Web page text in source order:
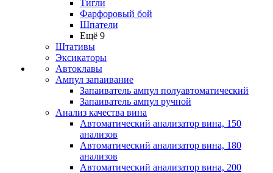
Тигли
Фарфоровый бой
Шпатели
Ещё 9
Штативы
Эксикаторы
Автоклавы
Ампул запаивание
Запаиватель ампул полуавтоматический
Запаиватель ампул ручной
Анализ качества вина
Автоматический анализатор вина, 150
анализов
Автоматический анализатор вина, 180
анализов
Автоматический анализатор вина, 200